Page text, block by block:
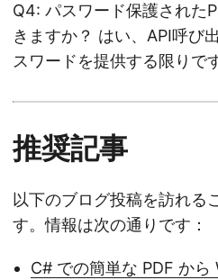
Q4: パスワード保護された
きますか？ はい、API呼び
スワードを提供する限りです
推奨記事
以下のブログ投稿を訪れる
す。情報は次の通りです：
C# での簡単な PDF から